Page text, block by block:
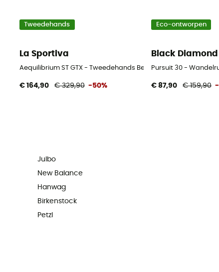
Tweedehands
La Sportiva
Aequilibrium ST GTX - Tweedehands Bergschoenen - Heren -
€ 164,90 € 329,90 -50%
Eco-ontworpen
Black Diamond
Pursuit 30 -
€ 87,90 € 159,90 -
Julbo
New Balance
Hanwag
Birkenstock
Petzl